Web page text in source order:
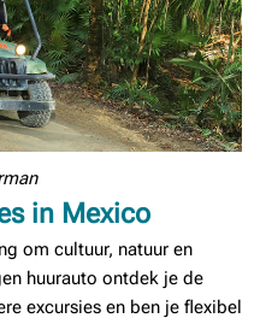
in Mexico
om cultuur, natuur en
huurauto ontdek je de
excursies en ben je flexibel